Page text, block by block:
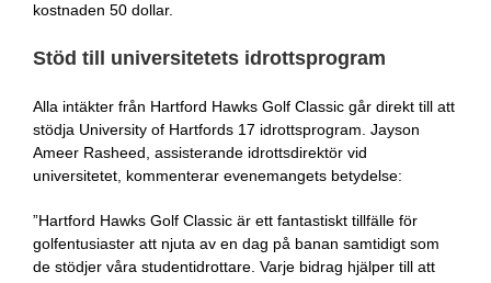
kostnaden 50 dollar.
Stöd till universitetets idrottsprogram
Alla intäkter från Hartford Hawks Golf Classic går direkt till att
stödja University of Hartfords 17 idrottsprogram. Jayson
Ameer Rasheed, assisterande idrottsdirektör vid
universitetet, kommenterar evenemangets betydelse:
”Hartford Hawks Golf Classic är ett fantastiskt tillfälle för
golfentusiaster att njuta av en dag på banan samtidigt som
de stödjer våra studentidrottare. Varje bidrag hjälper till att